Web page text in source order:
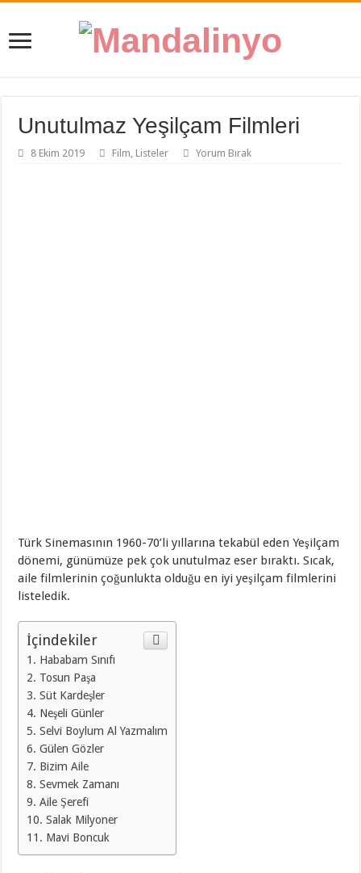
Unutulmaz Yeşilçam Filmleri
8 Ekim 2019 Film, Listeler Yorum Bırak
Türk Sinemasının 1960-70’li yıllarına tekabül eden Yeşilçam
dönemi, günümüze pek çok unutulmaz eser bıraktı. Sıcak,
aile filmlerinin çoğunlukta olduğu en iyi yeşilçam filmlerini
listeledik.
İçindekiler
Hababam Sınıfı
Tosun Paşa
Süt Kardeşler
Neşeli Günler
Selvi Boylum Al Yazmalım
Gülen Gözler
Bizim Aile
Sevmek Zamanı
Aile Şerefi
Salak Milyoner
Mavi Boncuk